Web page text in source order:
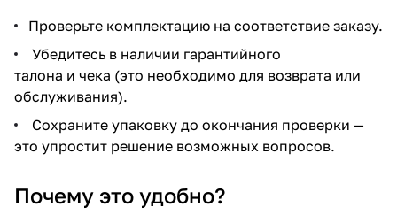
Проверьте комплектацию на соответствие заказу.
Убедитесь в наличии гарантийного
талона и чека (это необходимо для возврата или
обслуживания).
Сохраните упаковку до окончания проверки —
это упростит решение возможных вопросов.
Почему это удобно?